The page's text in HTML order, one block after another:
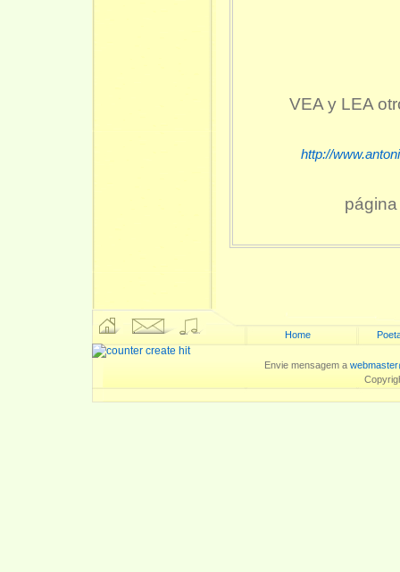
VEA y LEA
http://
Home
Envie mensagem a